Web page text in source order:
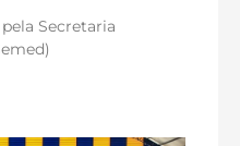
Secretaria